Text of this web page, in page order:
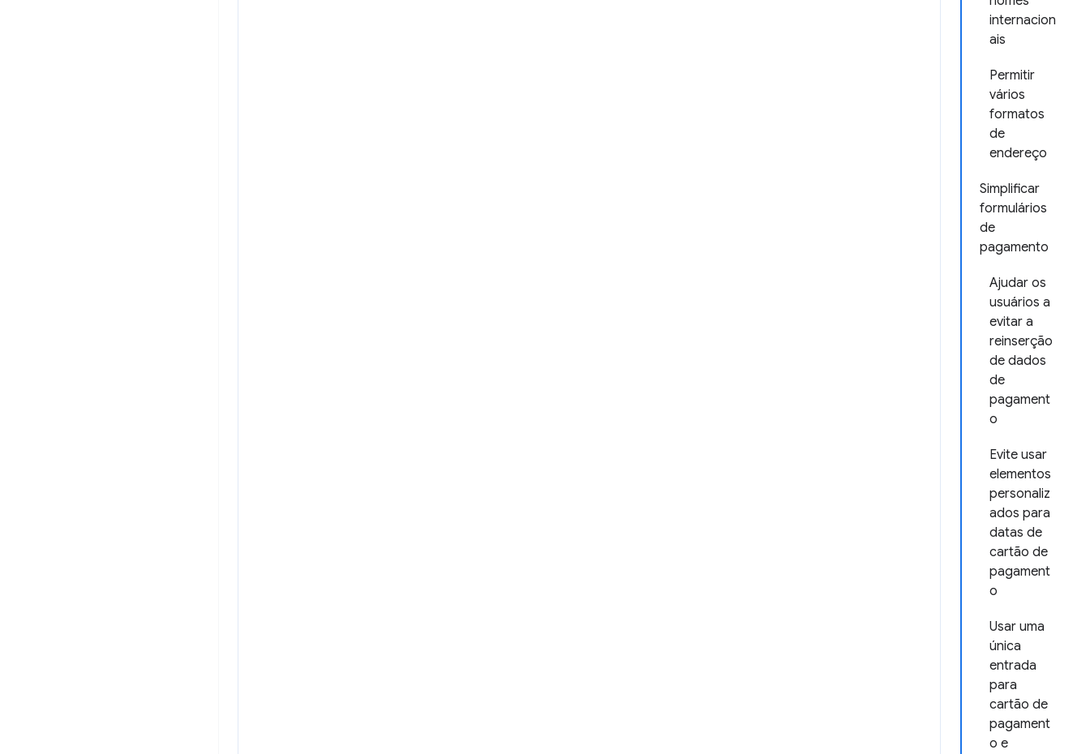
internacion
ais
Permitir
vários
formatos
de
endereço
Simplificar
formulários
de
pagamento
Ajudar os
usuários a
evitar a
reinserção
de dados
de
pagament
o
Evite usar
elementos
personaliz
ados para
datas de
cartão de
pagament
o
Usar uma
única
entrada
para
cartão de
pagament
o e